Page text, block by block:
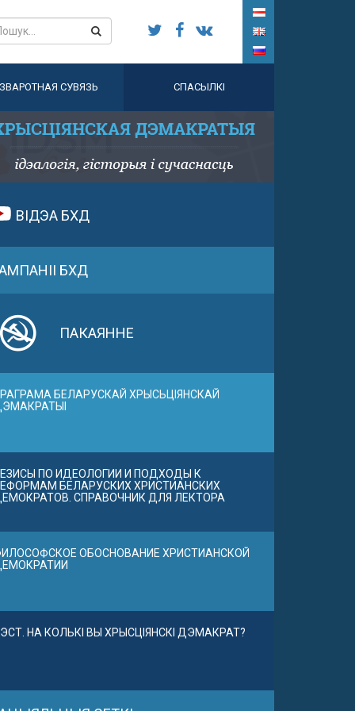
ЗВАРОТНАЯ СУВЯЗЬ СПАСЫЛКІ
ВІДЭА БХД
БХД
ПАКАЯННЕ
БЕЛАРУСКАЙ ХРЫСЬЦІЯНСКАЙ
ПО ИДЕОЛОГИИ И ПОДХОДЫ К
БЕЛАРУСКИХ ХРИСТИАНСКИХ
СПРАВОЧНИК ДЛЯ ЛЕКТОРА
ОБОСНОВАНИЕ ХРИСТИАНСКОЙ
НА КОЛЬКІ ВЫ ХРЫСЦІЯНСКІ ДЭМАКРАТ?